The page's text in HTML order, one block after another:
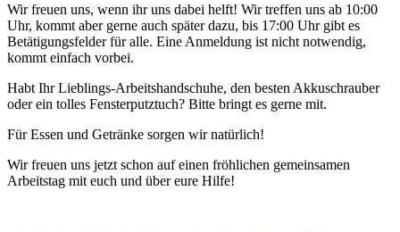
Wir freuen uns, wenn ihr uns dabei helft! Wir treffen uns ab 10:00
Uhr, kommt aber gerne auch später dazu, bis 17:00 Uhr gibt es
Betätigungsfelder für alle. Eine Anmeldung ist nicht notwendig,
kommt einfach vorbei.
Habt Ihr Lieblings-Arbeitshandschuhe, den besten Akkuschrauber
oder ein tolles Fensterputztuch? Bitte bringt es gerne mit.
Für Essen und Getränke sorgen wir natürlich!
Wir freuen uns jetzt schon auf einen fröhlichen gemeinsamen
Arbeitstag mit euch und über eure Hilfe!